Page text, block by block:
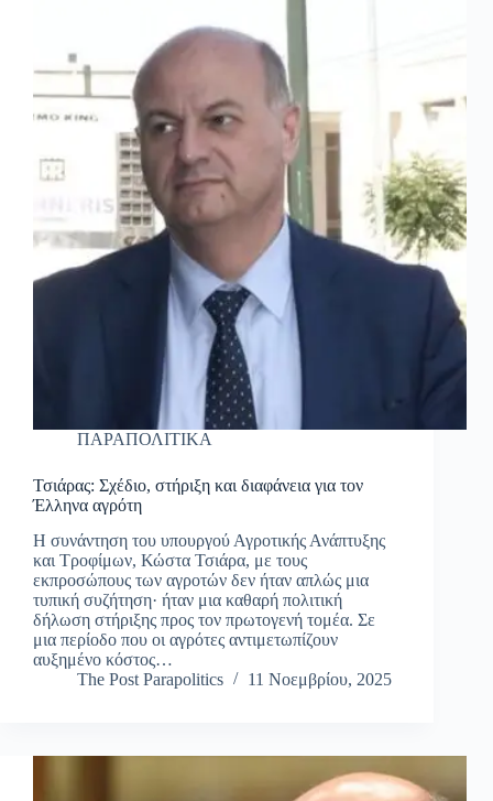
ΠΑΡΑΠΟΛΙΤΙΚΑ
Τσιάρας: Σχέδιο, στήριξη και διαφάνεια για τον
Έλληνα αγρότη
Η συνάντηση του υπουργού Αγροτικής Ανάπτυξης
και Τροφίμων, Κώστα Τσιάρα, με τους
εκπροσώπους των αγροτών δεν ήταν απλώς μια
τυπική συζήτηση· ήταν μια καθαρή πολιτική
δήλωση στήριξης προς τον πρωτογενή τομέα. Σε
μια περίοδο που οι αγρότες αντιμετωπίζουν
αυξημένο κόστος…
The Post Parapolitics
11 Νοεμβρίου, 2025